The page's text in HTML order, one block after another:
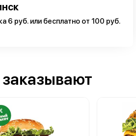
6 руб. или бесплатно от 100 руб.